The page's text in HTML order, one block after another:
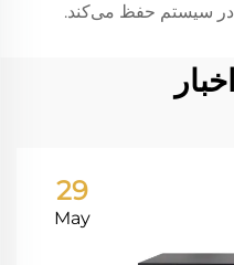
در سیستم حفظ می‌کند.
29
May